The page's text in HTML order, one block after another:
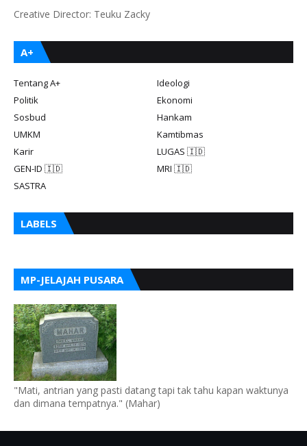
Creative Director: Teuku Zacky
A+
Tentang A+
Ideologi
Politik
Ekonomi
Sosbud
Hankam
UMKM
Kamtibmas
Karir
LUGAS 🇮🇩
GEN-ID 🇮🇩
MRI 🇮🇩
SASTRA
LABELS
MP-JELAJAH PUSARA
"Mati, antrian yang pasti datang tapi tak tahu kapan waktunya
dan dimana tempatnya." (Mahar)